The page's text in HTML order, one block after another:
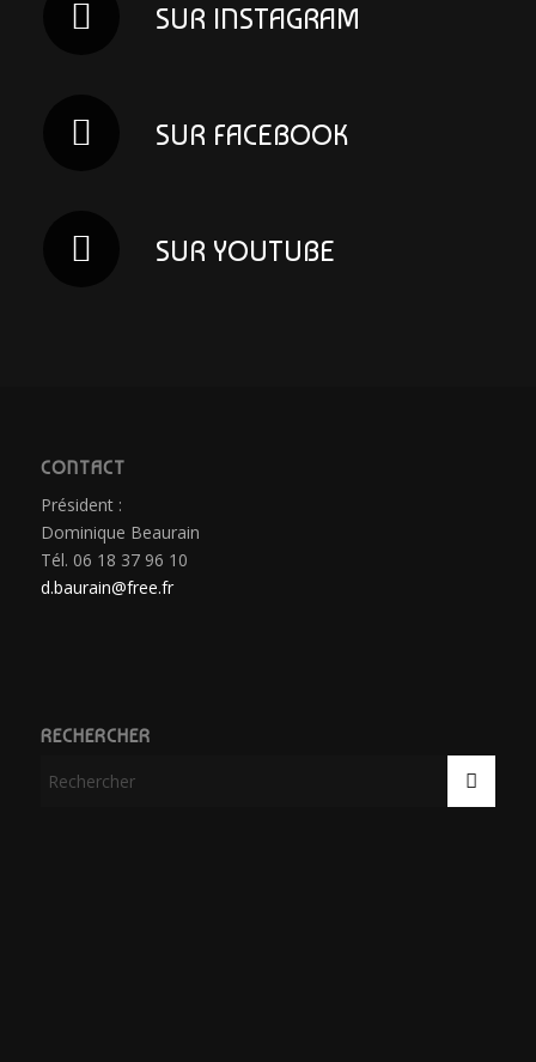
SUR INSTAGRAM
SUR FACEBOOK
SUR YOUTUBE
CONTACT
Président :
Dominique Beaurain
Tél. 06 18 37 96 10
d.baurain@free.fr
RECHERCHER